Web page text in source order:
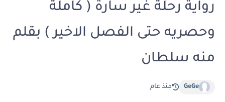
رواية رحلة غير سارة ( كاملة
وحصريه حتى الفصل الاخير ) بقلم
منه سلطان
GeGe منذ عام